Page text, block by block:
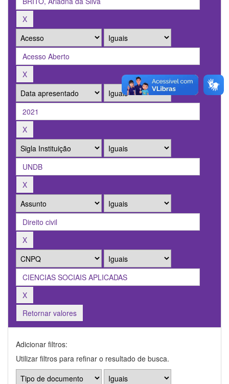
Retornar valores
Adicionar filtros:
Utilizar filtros para refinar o resultado de busca.